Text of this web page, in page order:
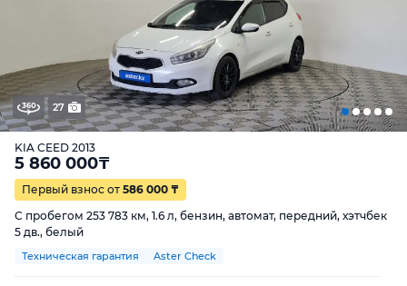
27
KIA CEED 2013
5 860 000₸
Первый взнос от 586 000 ₸
С пробегом 253 783 км, 1.6 л, бензин, автомат, передний, хэтчбек
5 дв., белый
Техническая гарантия Aster Check